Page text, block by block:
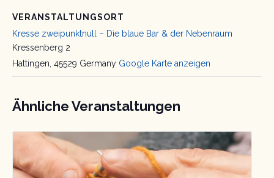
VERANSTALTUNGSORT
Kresse zweipunktnull – Die blaue Bar & der Nebenraum
Kressenberg 2
Hattingen 45529 Germany Google Karte anzeigen
Ähnliche Veranstaltungen